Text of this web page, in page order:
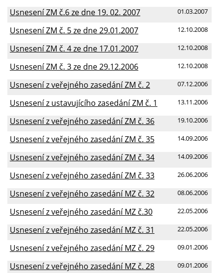
01.03.2007
Usnesení ZM č.6 ze dne 19. 02. 2007
12.10.2008
Usnesení ZM č. 5 ze dne 29.01.2007
12.10.2008
Usnesení ZM č. 4 ze dne 17.01.2007
12.10.2008
Usnesení ZM č. 3 ze dne 29.12.2006
07.12.2006
Usnesení z veřejného zasedání ZM č. 2
13.11.2006
Usnesení z ustavujícího zasedání ZM č. 1
19.10.2006
Usnesení z veřejného zasedání ZM č. 36
14.09.2006
Usnesení z veřejného zasedání ZM č. 35
14.09.2006
Usnesení z veřejného zasedání ZM č. 34
26.06.2006
Usnesení z veřejného zasedání ZM č. 33
08.06.2006
Usnesení z veřejného zasedání MZ č. 32
22.05.2006
Usnesení z veřejného zasedání MZ č.30
22.05.2006
Usnesení z veřejného zasedání MZ č. 31
09.01.2006
Usnesení z veřejného zasedání MZ č. 29
09.01.2006
Usnesení z veřejného zasedání MZ č. 28